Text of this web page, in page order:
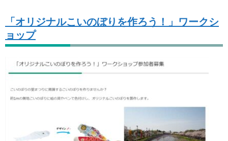
「オリジナルこいのぼりを作ろう！」ワークシ
ョップ